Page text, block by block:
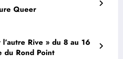
Queer
Rive » du 8 au 16
du Rond Point